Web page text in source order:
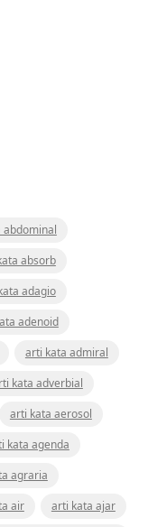
absorb
adagio
adenoid
arti kata admiral
kata adverbial
arti kata aerosol
kata agenda
agraria
air
arti kata ajar